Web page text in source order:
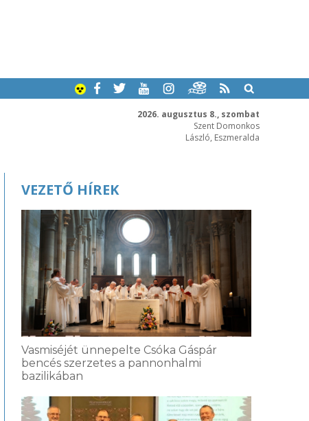
2026. augusztus 8., szombat
Szent Domonkos
László, Eszmeralda
VEZETŐ HÍREK
Vasmiséjét ünnepelte Csóka Gáspár
bencés szerzetes a pannonhalmi
bazilikában